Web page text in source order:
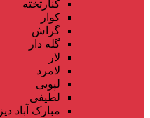
کنارتخته
کوار
گراش
گله دار
لار
لامرد
لپویی
لطیفی
مبارک آباد دیز